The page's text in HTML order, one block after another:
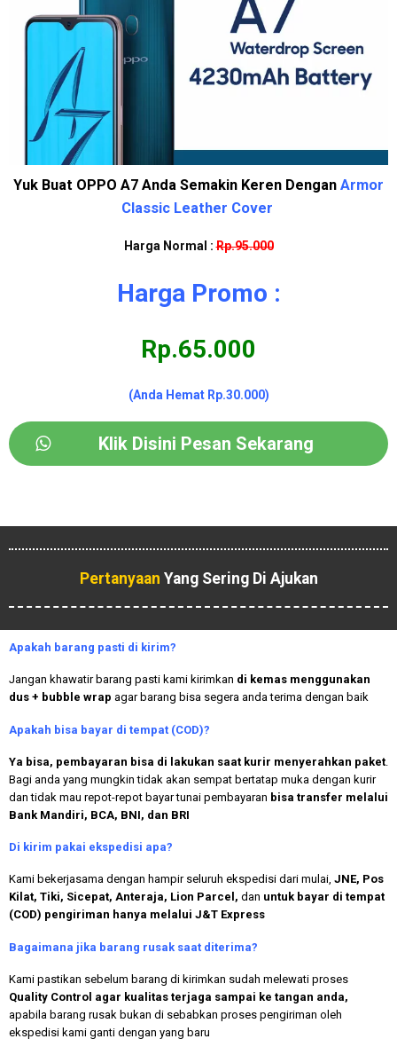
Yuk Buat OPPO A7 Anda Semakin Keren Dengan Armor
Classic Leather Cover
Harga Normal :Rp.95.000
Harga Promo :
Rp.65.000
(Anda Hemat Rp.30.000)
Klik Disini Pesan Sekarang
Pertanyaan Yang Sering Di Ajukan
Apakah barang pasti di kirim?
Jangan khawatir barang pasti kami kirimkan di kemas menggunakan
dus + bubble wrap agar barang bisa segera anda terima dengan baik
Apakah bisa bayar di tempat (COD)?
Ya bisa, pembayaran bisa di lakukan saat kurir menyerahkan paket
Bagi anda yang mungkin tidak akan sempat bertatap muka dengan kurir
dan tidak mau repot-repot bayar tunai pembayaran bisa transfer melalui
Bank Mandiri, BCA, BNI, dan BRI
Di kirim pakai ekspedisi apa?
Kami bekerjasama dengan hampir seluruh ekspedisi dari mulai, JNE, Pos
Kilat, Tiki, Sicepat, Anteraja, Lion Parcel, dan untuk bayar di tempat
(COD) pengiriman hanya melalui J&T Express
Bagaimana jika barang rusak saat diterima?
Kami pastikan sebelum barang di kirimkan sudah melewati proses
Quality Control agar kualitas terjaga sampai ke tangan anda,
apabila barang rusak bukan di sebabkan proses pengiriman oleh
ekspedisi kami ganti dengan yang baru